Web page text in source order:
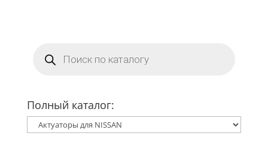
товаров
Полный каталог: